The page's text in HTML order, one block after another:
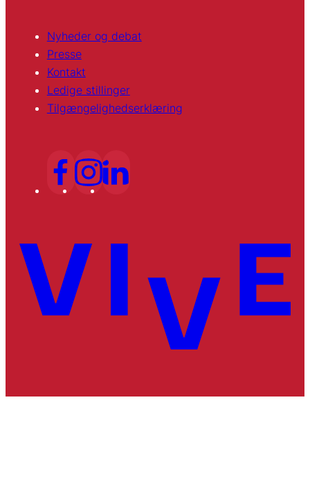
Nyheder og debat
Presse
Kontakt
Ledige stillinger
Tilgængelighedserklæring